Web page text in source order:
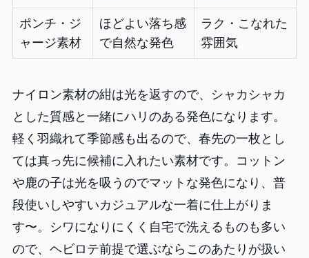
ポンチ・ジ
ャージ素材
ほどよい落ち感
で自然な発色
ラク・こなれた
雰囲気
ナイロン素材の紺は光を返すので、シャカシャカ
とした質感と一緒にハリのある発色になります。
軽く羽織れて季節感も出るので、春先の一枚とし
ては真っ先に候補に入れたい素材です。コットン
や鹿の子は光を吸うのでマットな発色になり、普
段使いしやすいカジュアルな一着に仕上がりま
す〜。シワになりにくく自宅で洗えるものも多い
ので、ヘビロテ前提で選ぶならこのあたりが扱い